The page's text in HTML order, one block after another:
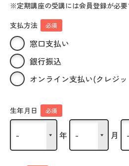
※定期講座の受講には会員登録が必
支払方法
必須
窓口支払い
銀行振込
オンライン支払い(クレジ
生年月日 必須
年 月